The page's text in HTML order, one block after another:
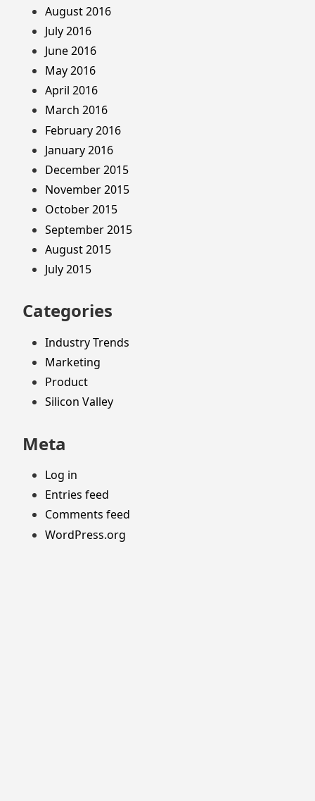
August 2016
July 2016
June 2016
May 2016
April 2016
March 2016
February 2016
January 2016
December 2015
November 2015
October 2015
September 2015
August 2015
July 2015
Categories
Industry Trends
Marketing
Product
Silicon Valley
Meta
Log in
Entries feed
Comments feed
WordPress.org